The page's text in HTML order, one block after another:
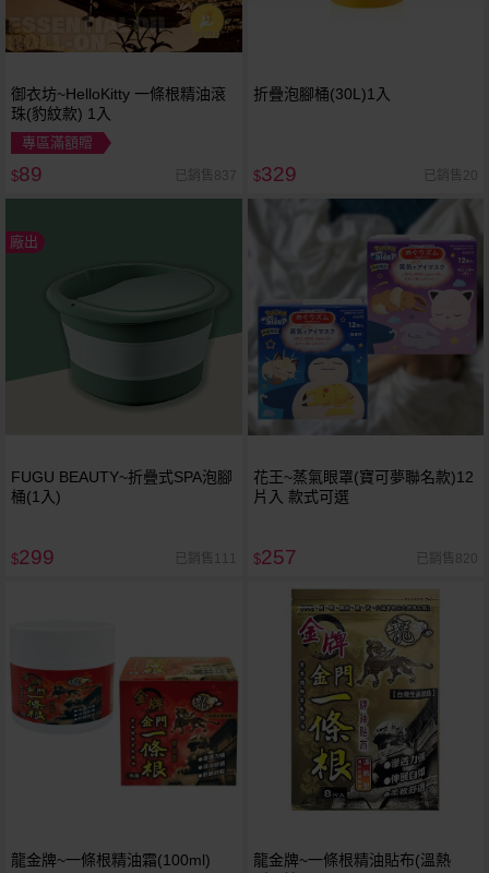
御衣坊~HelloKitty 一條根精油滾
珠(豹紋款) 1入
專區滿額贈
$89 已銷售837
折疊泡腳桶(30L)1入
$329 已銷售20
廠出
FUGU BEAUTY~折疊式SPA泡腳
桶(1入)
$299 已銷售111
花王~蒸氣眼罩(寶可夢聯名款)12
片入 款式可選
$257 已銷售820
龍金牌~一條根精油霜(100ml)
龍金牌~一條根精油貼布(溫熱